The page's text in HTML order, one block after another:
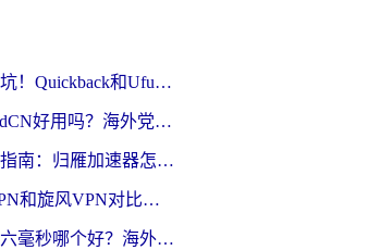
海外党别踩坑！Quickback和UfunR好用吗？选对回国加速器才能无缝刷国内资源
迅游和SpeedCN好用吗？海外党如何破解那道看不见的墙
海外党自救指南：归雁加速器怎么样？教你避开坑实现国内资源无缝访问
ChickCN VPN和旋风VPN对比哪个回国效果更好？海外用户的选择困境与出路
雷神手游和六毫秒哪个好？海外党如何真正解锁国内资源